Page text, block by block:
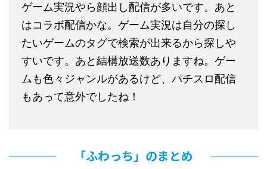
ゲーム実況やら顔出し配信が多いです。あと
はコラボ配信かな。ゲーム実況は自分の探し
たいゲームのタグで検索が出来るから探しや
すいです。あと結構放送数ありますね。ゲー
ムも色々ジャンルがあるけど、パチスロ配信
もあって意外でしたね！
「ふわっち」のまとめ